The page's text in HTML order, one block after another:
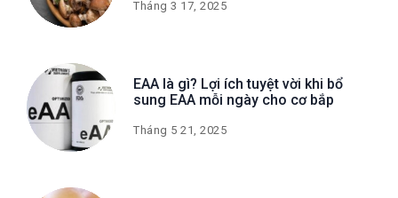
Tháng 3 17, 2025
EAA là gì? Lợi ích tuyệt vời khi bổ
sung EAA mỗi ngày cho cơ bắp
Tháng 5 21, 2025